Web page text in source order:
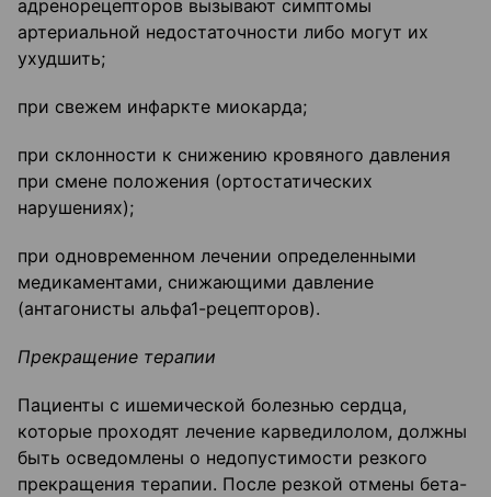
адренорецепторов вызывают симптомы
артериальной недостаточности либо могут их
ухудшить;
при свежем инфаркте миокарда;
при склонности к снижению кровяного давления
при смене положения (ортостатических
нарушениях);
при одновременном лечении определенными
медикаментами, снижающими давление
(антагонисты альфа1-рецепторов).
Прекращение терапии
Пациенты с ишемической болезнью сердца,
которые проходят лечение карведилолом, должны
быть осведомлены о недопустимости резкого
прекращения терапии. После резкой отмены бета-